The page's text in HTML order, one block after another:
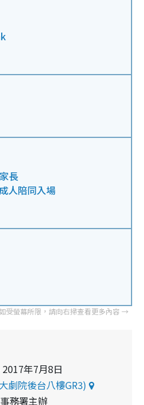
長
人陪同入場
年7月8日
劇院後台八樓GR3)
務署主辦